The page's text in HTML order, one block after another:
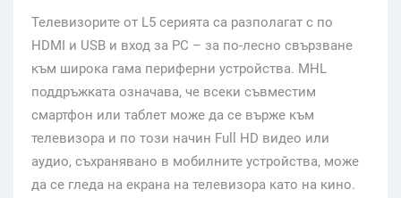
Телевизорите от L5 серията са разполагат с по
HDMI и USB и вход за PC – за по-лесно свързване
към широка гама периферни устройства. MHL
поддръжката означава, че всеки съвместим
смартфон или таблет може да се върже към
телевизора и по този начин Full HD видео или
аудио, съхранявано в мобилните устройства, може
да се гледа на екрана на телевизора като на кино.